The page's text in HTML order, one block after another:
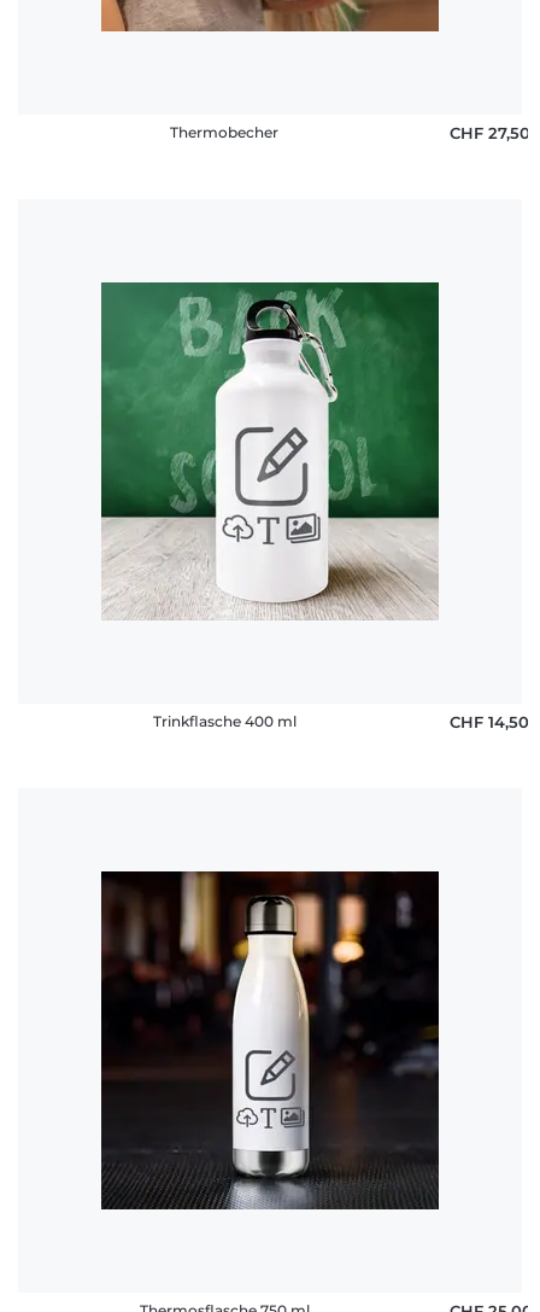
Thermobecher CHF 27,50
Trinkflasche 400 ml CHF 14,50